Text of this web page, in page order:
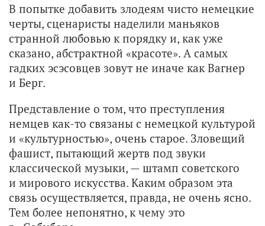
В попытке добавить злодеям чисто немецкие
черты, сценаристы наделили маньяков
странной любовью к порядку и, как уже
сказано, абстрактной «красоте». А самых
гадких эсэсовцев зовут не иначе как Вагнер
и Берг.
Представление о том, что преступления
немцев как-то связаны с немецкой культурой
и «культурностью», очень старое. Зловещий
фашист, пытающий жертв под звуки
классической музыки, — штамп советского
и мирового искусства. Каким образом эта
связь осуществляется, правда, не очень ясно.
Тем более непонятно, к чему это